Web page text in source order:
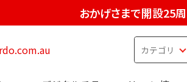
おかげさまで開設25